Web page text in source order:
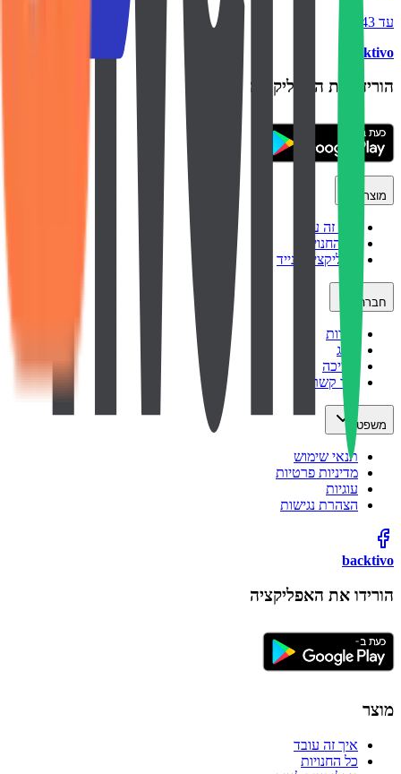
עד ₪43
backtivo
הורידו את האפליקציה
מוצר
איך זה עובד
כל החנויות
אפליקציה לנייד
חברה
אודות
בלוג
תמיכה
צור קשר
משפטי
תנאי שימוש
מדיניות פרטיות
עוגיות
הצהרת נגישות
backtivo
הורידו את האפליקציה
מוצר
איך זה עובד
כל החנויות